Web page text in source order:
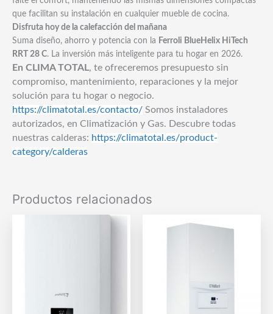
que facilitan su instalación en cualquier mueble de cocina.
Disfruta hoy de la calefacción del mañana
Suma diseño, ahorro y potencia con la Ferroli BlueHelix HiTech
RRT 28 C. La inversión más inteligente para tu hogar en 2026.
En CLIMA TOTAL, te ofreceremos presupuesto sin
compromiso, mantenimiento, reparaciones y la mejor
solución para tu hogar o negocio.
https://climatotal.es/contacto/ Somos instaladores
autorizados, en Climatización y Gas. Descubre todas
nuestras calderas: https://climatotal.es/product-
category/calderas
Productos relacionados